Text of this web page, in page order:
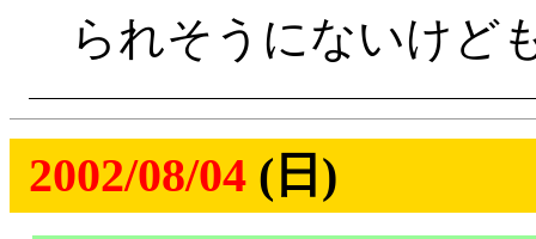
られそうにないけど
2002/08/04 (日)